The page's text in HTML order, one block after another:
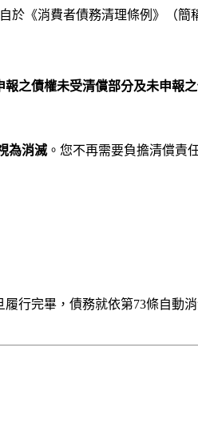
《消費者債務清理條例》（簡
報之債權未受清償部分及未申報
為消滅。您不再需要負擔清償責
履行完畢，債務就依第73條自動消